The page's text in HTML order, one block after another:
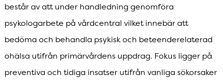
består av att under handledning genomföra
psykologarbete på vårdcentral vilket innebär att
bedöma och behandla psykisk och beteenderelaterad
ohälsa utifrån primärvårdens uppdrag. Fokus ligger på
preventiva och tidiga insatser utifrån vanliga sökorsaker